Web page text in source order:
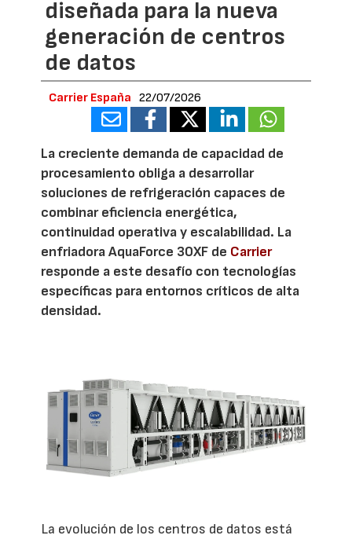
diseñada para la nueva
generación de centros
de datos
Carrier España 22/07/2026
La creciente demanda de capacidad de
procesamiento obliga a desarrollar
soluciones de refrigeración capaces de
combinar eficiencia energética,
continuidad operativa y escalabilidad. La
enfriadora AquaForce 30XF de Carrier
responde a este desafío con tecnologías
específicas para entornos críticos de alta
densidad.
La evolución de los centros de datos está